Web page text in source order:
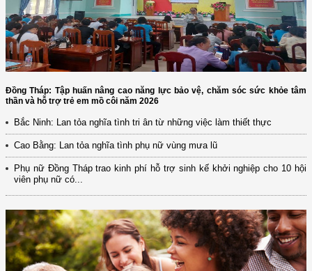
Đồng Tháp: Tập huấn nâng cao năng lực bảo vệ, chăm sóc sức khỏe tâm
thần và hỗ trợ trẻ em mồ côi năm 2026
Bắc Ninh: Lan tỏa nghĩa tình tri ân từ những việc làm thiết thực
Cao Bằng: Lan tỏa nghĩa tình phụ nữ vùng mưa lũ
Phụ nữ Đồng Tháp trao kinh phí hỗ trợ sinh kế khởi nghiệp cho 10 hội
viên phụ nữ có...